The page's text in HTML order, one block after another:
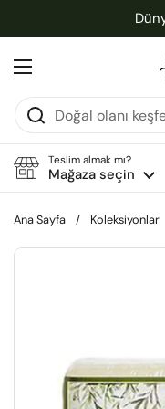
Menüyü aç
Teslim almak mı?
Mağaza seçin
Ana Sayfa / Koleksiyonlar